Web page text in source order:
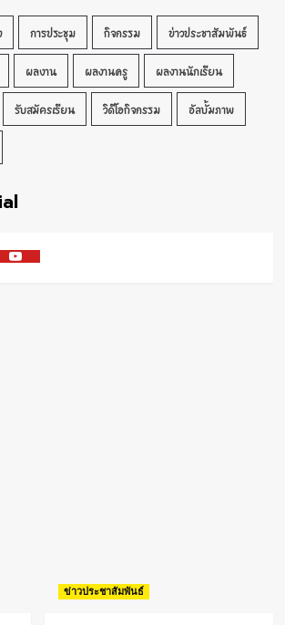
การประชุม กิจกรรม ข่าวประชาสัมพันธ์
ผลงาน ผลงานครู ผลงานนักเรียน
รับสมัครเรียน วิดีโอกิจกรรม อัลบั้มภาพ
Youtube
ข่าวประชาสัมพันธ์